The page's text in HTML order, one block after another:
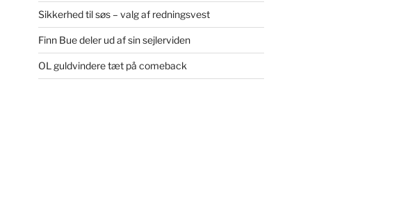
Sikkerhed til søs – valg af redningsvest
Finn Bue deler ud af sin sejlerviden
OL guldvindere tæt på comeback